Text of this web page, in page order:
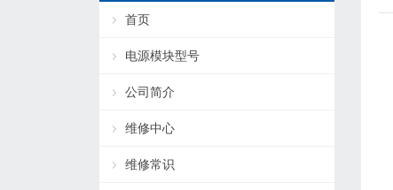
首页
电源模块型号
公司简介
维修中心
维修常识